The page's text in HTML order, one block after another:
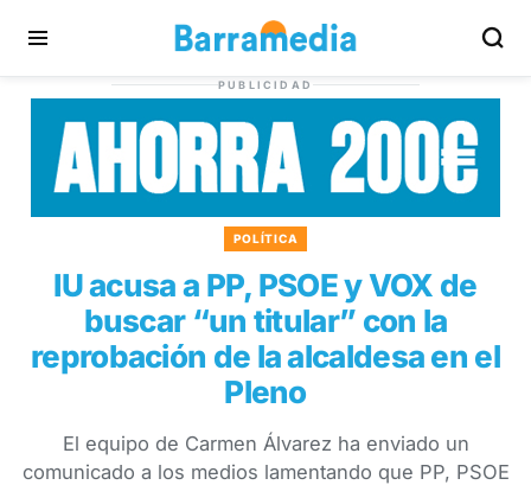
PUBLICIDAD
POLÍTICA
IU acusa a PP, PSOE y VOX de
buscar “un titular” con la
reprobación de la alcaldesa en el
Pleno
El equipo de Carmen Álvarez ha enviado un
comunicado a los medios lamentando que PP, PSOE